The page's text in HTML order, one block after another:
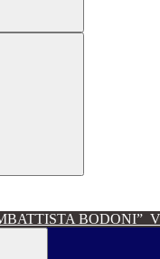
BODONI”